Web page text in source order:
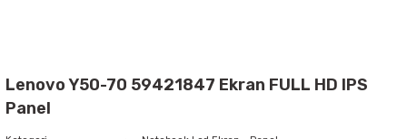
Lenovo Y50-70 59421847 Ekran FULL HD IPS
Panel